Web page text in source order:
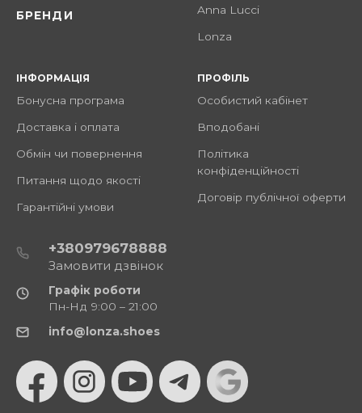
БРЕНДИ Anna Lucci
Lonza
ІНФОРМАЦІЯ
Бонусна програма
Доставка і оплата
Обмін чи повернення
Питання щодо якості
Гарантійні умови
ПРОФІЛЬ
Особистий кабінет
Вподобані
Політика
конфіденційності
Договір публічної оферти
+380979678888
Замовити дзвінок
Графік роботи
Пн-Нд 9:00 – 21:00
info@lonza.shoes